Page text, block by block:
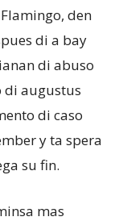
den
di a bay
di abuso
di augustus
di caso
y ta spera
su fin.
mas